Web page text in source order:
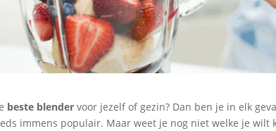
beste blender voor jezelf of gezin? Dan ben je in elk
immens populair. Maar weet je nog niet welke je wilt